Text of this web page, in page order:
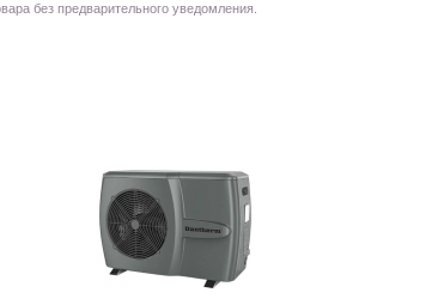
без предварительного уведомления.